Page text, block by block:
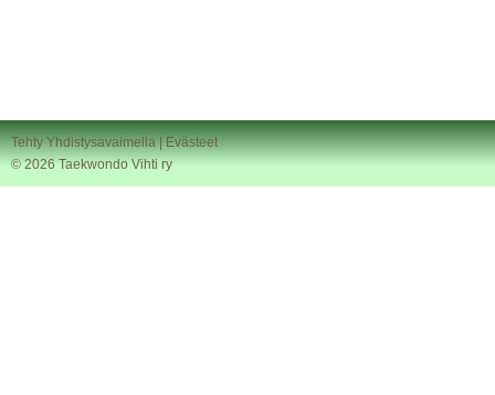
Tehty Yhdistysavaimella |Evästeet
© 2026 Taekwondo Vihti ry